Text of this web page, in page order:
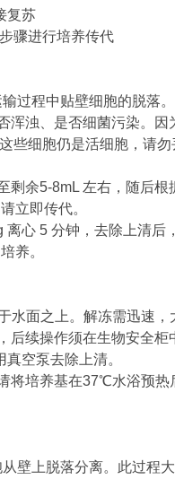
复苏
骤进行培养传代
过程中贴壁细胞的脱落。
浑浊、是否细菌污染。因
些细胞仍是活细胞，请
剩余5-8mL 左右，随后根
立即传代。
心 5 分钟，去除上清后
养。
面之上。解冻需迅速，
续操作须在生物安全柜
空泵去除上清。
将培养基在37℃水浴预热
壁上脱落分离。此过程